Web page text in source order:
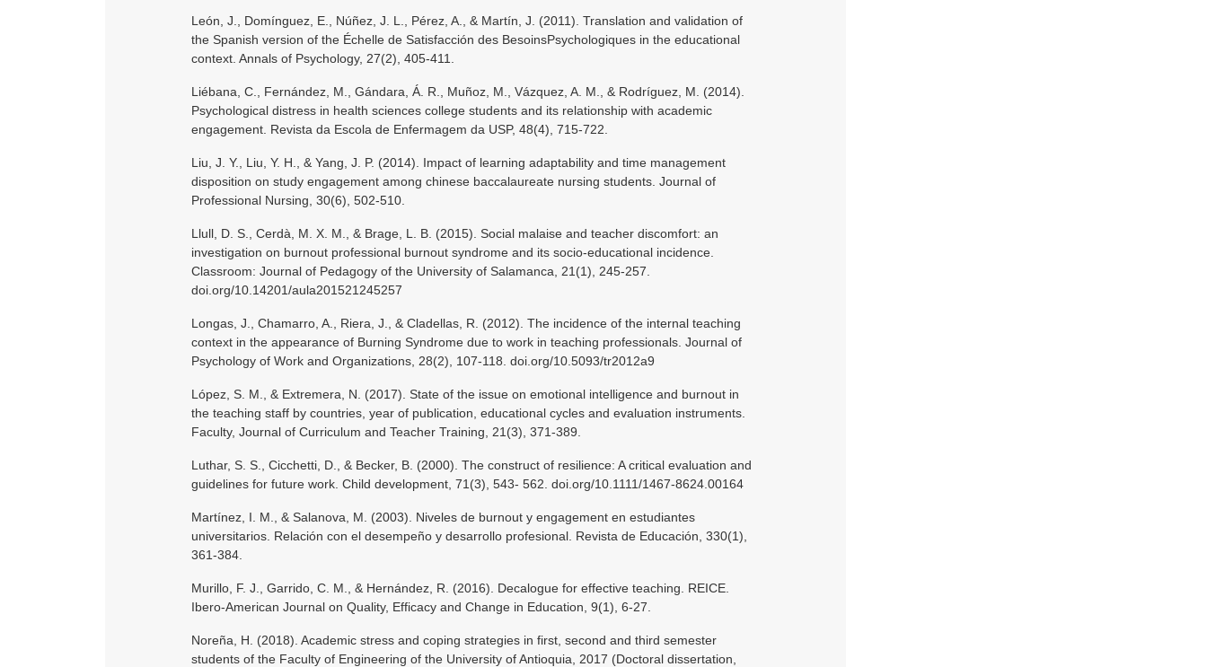
León, J., Domínguez, E., Núñez, J. L., Pérez, A., & Martín, J. (2011). Translation and validation of
the Spanish version of the Échelle de Satisfacción des BesoinsPsychologiques in the educational
context. Annals of Psychology, 27(2), 405-411.
Liébana, C., Fernández, M., Gándara, Á. R., Muñoz, M., Vázquez, A. M., & Rodríguez, M. (2014).
Psychological distress in health sciences college students and its relationship with academic
engagement. Revista da Escola de Enfermagem da USP, 48(4), 715-722.
Liu, J. Y., Liu, Y. H., & Yang, J. P. (2014). Impact of learning adaptability and time management
disposition on study engagement among chinese baccalaureate nursing students. Journal of
Professional Nursing, 30(6), 502-510.
Llull, D. S., Cerdà, M. X. M., & Brage, L. B. (2015). Social malaise and teacher discomfort: an
investigation on burnout professional burnout syndrome and its socio-educational incidence.
Classroom: Journal of Pedagogy of the University of Salamanca, 21(1), 245-257.
doi.org/10.14201/aula201521245257
Longas, J., Chamarro, A., Riera, J., & Cladellas, R. (2012). The incidence of the internal teaching
context in the appearance of Burning Syndrome due to work in teaching professionals. Journal of
Psychology of Work and Organizations, 28(2), 107-118. doi.org/10.5093/tr2012a9
López, S. M., & Extremera, N. (2017). State of the issue on emotional intelligence and burnout in
the teaching staff by countries, year of publication, educational cycles and evaluation instruments.
Faculty, Journal of Curriculum and Teacher Training, 21(3), 371-389.
Luthar, S. S., Cicchetti, D., & Becker, B. (2000). The construct of resilience: A critical evaluation and
guidelines for future work. Child development, 71(3), 543- 562. doi.org/10.1111/1467-8624.00164
Martínez, I. M., & Salanova, M. (2003). Niveles de burnout y engagement en estudiantes
universitarios. Relación con el desempeño y desarrollo profesional. Revista de Educación, 330(1),
361-384.
Murillo, F. J., Garrido, C. M., & Hernández, R. (2016). Decalogue for effective teaching. REICE.
Ibero-American Journal on Quality, Efficacy and Change in Education, 9(1), 6-27.
Noreña, H. (2018). Academic stress and coping strategies in first, second and third semester
students of the Faculty of Engineering of the University of Antioquia, 2017 (Doctoral dissertation,